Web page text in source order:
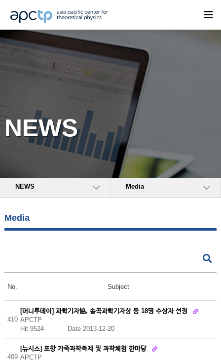
NEWS
NEWS Media
Media
No. Subject
410
[머니투데이] 과학기자協, 송곡과학기자상 등 18명 수상자 선정
APCTP
Hit 9524
Date 2013-12-20
409
[뉴시스] 포항 가족과학축제 및 과학체험 한마당
APCTP